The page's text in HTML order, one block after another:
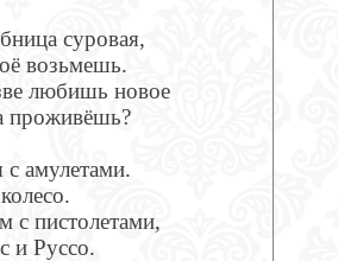
суровая,
возьмешь.
любишь новое
проживёшь?
с амулетами.
с пистолетами,
и Руссо.